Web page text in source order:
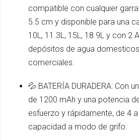
compatible con cualquier
5.5 cm y disponible para una
10L, 11.3L, 15L, 18.9L y con 2
depósitos de agua
comerciales.
💦 BATERÍA DURADERA: Con
de 1200 mAh y una potencia
esfuerzo y rápidamente, de 4
capacidad a modo de grifo.